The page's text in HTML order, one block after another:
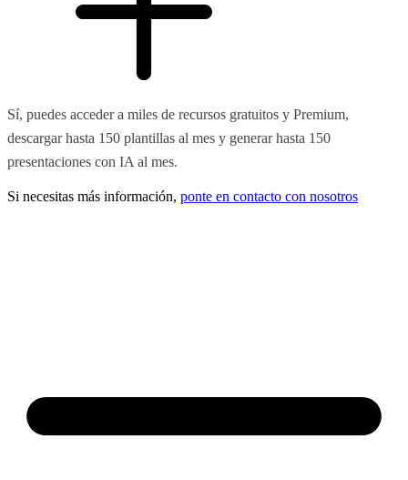
Sí, puedes acceder a miles de recursos gratuitos y Premium,
descargar hasta 150 plantillas al mes y generar hasta 150
presentaciones con IA al mes.
Si necesitas más información, ponte en contacto con nosotros